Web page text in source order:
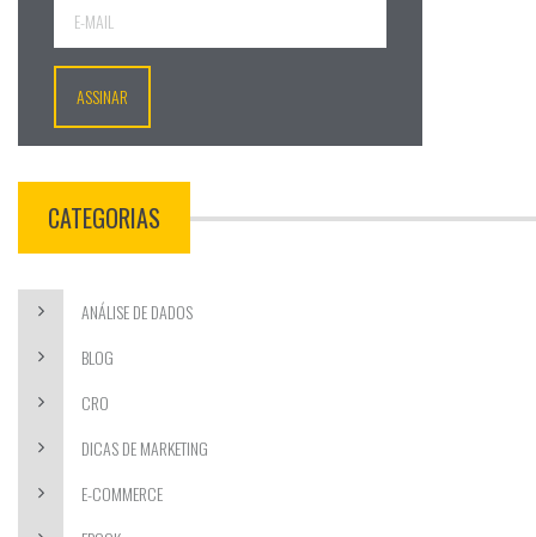
CATEGORIAS
ANÁLISE DE DADOS
BLOG
CRO
DICAS DE MARKETING
E-COMMERCE